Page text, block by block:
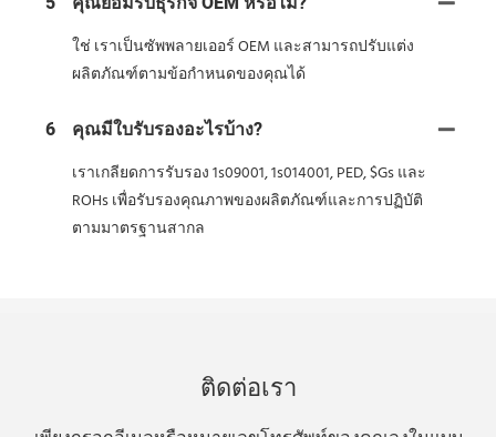
ใช่ เราเป็นซัพพลายเออร์ OEM และสามารถปรับแต่ง
ผลิตภัณฑ์ตามข้อกำหนดของคุณได้
6 คุณมีใบรับรองอะไรบ้าง?
เราเกลียดการรับรอง 1s09001, 1s014001, PED, $Gs และ
ROHs เพื่อรับรองคุณภาพของผลิตภัณฑ์และการปฏิบัติ
ตามมาตรฐานสากล
ติดต่อเรา